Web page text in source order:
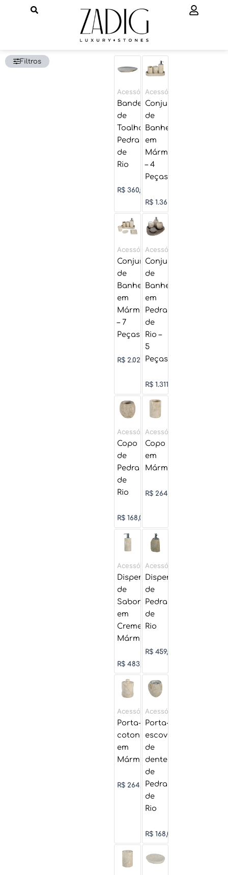
Filtros
Acessórios
Bandeja
de
Toalha
Pedra
de
Rio
R$ 360,00
Acessórios
Conjunto
de
Banheiro
em
Mármore
– 4
Peças
R$1.362,00
Acessórios
Conjunto
de
Banheiro
em
Mármore
– 7
Peças
R$ 2.029,00
Acessórios
Conjunto
de
Banheiro
em
Pedra
de
Rio –
5
Peças
R$1.311,00
Acessórios
Copo
de
Pedra
de
Rio
R$ 168,00
Acessórios
Copo
em
Mármore
R$264,50
Acessórios
Dispensador
de
Sabonete
em
Creme
Mármore
R$ 483,00
Acessórios
Dispenser
de
Pedra
de
Rio
R$459,00
Acessórios
Porta-
cotonetes
em
Mármore
R$ 264,50
Acessórios
Porta-
escova
de
dente
de
Pedra
de
Rio
R$168,00